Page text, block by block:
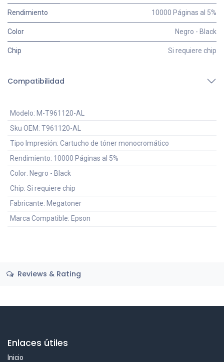
Rendimiento 10000 Páginas al 5%
Color Negro - Black
Chip Si requiere chip
Compatibilidad
Modelo: M-T961120-AL
Sku OEM: T961120-AL
Tipo Impresión: Cartucho de tóner monocromático
Rendimiento: 10000 Páginas al 5%
Color: Negro - Black
Chip: Si requiere chip
Fabricante: Megatoner
Marca Compatible: Epson
Reviews & Rating
Enlaces útiles
Inicio